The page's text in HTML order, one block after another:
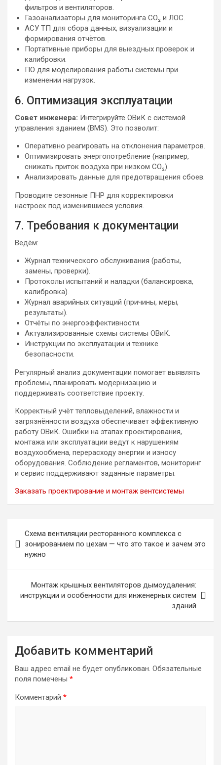
фильтров и вентиляторов.
Газоанализаторы для мониторинга CO₂ и ЛОС.
АСУ ТП для сбора данных, визуализации и
формирования отчётов.
Портативные приборы для выездных проверок и
калибровки.
ПО для моделирования работы системы при
изменении нагрузок.
6. Оптимизация эксплуатации
Совет инженера: Интегрируйте ОВиК с системой
управления зданием (BMS). Это позволит:
Оперативно реагировать на отклонения параметров.
Оптимизировать энергопотребление (например,
снижать приток воздуха при низком CO₂).
Анализировать данные для предотвращения сбоев.
Проводите сезонные ПНР для корректировки
настроек под изменившиеся условия.
7. Требования к документации
Ведём:
Журнал технического обслуживания (работы,
замены, проверки).
Протоколы испытаний и наладки (балансировка,
калибровка).
Журнал аварийных ситуаций (причины, меры,
результаты).
Отчёты по энергоэффективности.
Актуализированные схемы системы ОВиК.
Инструкции по эксплуатации и технике
безопасности.
Регулярный анализ документации помогает выявлять
проблемы, планировать модернизацию и
поддерживать соответствие проекту.
Корректный учёт тепловыделений, влажности и
загрязнённости воздуха обеспечивает эффективную
работу ОВиК. Ошибки на этапах проектирования,
монтажа или эксплуатации ведут к нарушениям
воздухообмена, перерасходу энергии и износу
оборудования. Соблюдение регламентов, мониторинг
и сервис поддерживают заданные параметры.
Заказать проектирование и монтаж вентсистемы
по
записям
Схема вентиляции ресторанного комплекса с
зонированием по цехам — что это такое и зачем это
нужно
Монтаж крышных вентиляторов дымоудаления:
инструкции и особенности для инженерных систем
зданий
Добавить комментарий
Ваш адрес email не будет опубликован. Обязательные
поля помечены *
Комментарий *